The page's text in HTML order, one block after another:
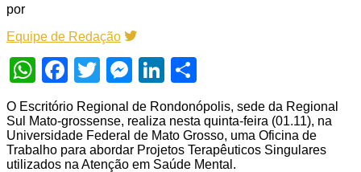
por
Equipe de Redação
WhatsApp
Facebook
TwitterMessenger
LinkedIn
O Escritório Regional de Rondonópolis, sede da Regional
Sul Mato-grossense, realiza nesta quinta-feira (01.11), na
Universidade Federal de Mato Grosso, uma Oficina de
Trabalho para abordar Projetos Terapêuticos Singulares
utilizados na Atenção em Saúde Mental.